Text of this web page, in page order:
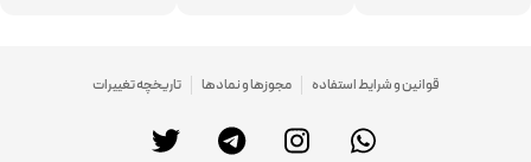
قوانین و شرایط استفاده مجوزها و نمادها تاریخچه تغییرات